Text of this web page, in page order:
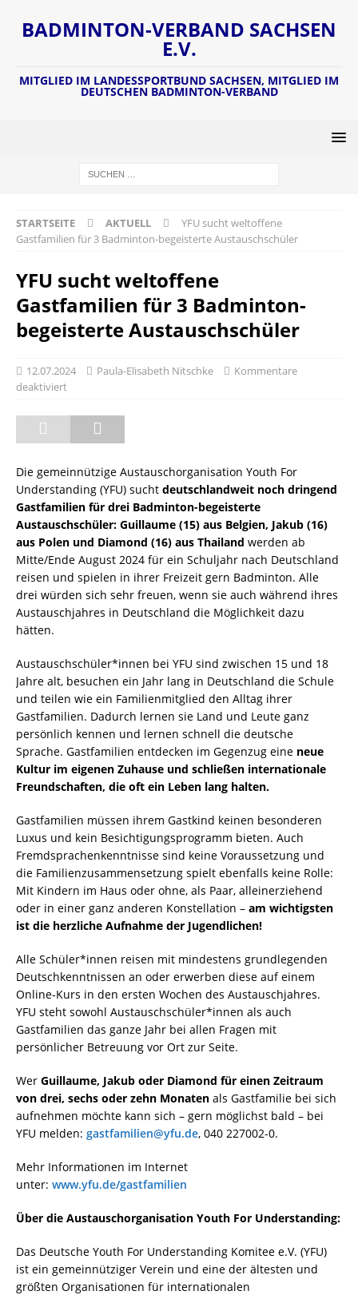
BADMINTON-VERBAND SACHSEN
E.V.
MITGLIED IM LANDESSPORTBUND SACHSEN, MITGLIED IM
DEUTSCHEN BADMINTON-VERBAND
STARTSEITE AKTUELL
YFU sucht weltoffene
Gastfamilien für 3 Badminton-begeisterte Austauschschüler
YFU sucht weltoffene
Gastfamilien für 3 Badminton-
begeisterte Austauschschüler
12.07.2024 Paula-Elisabeth Nitschke
Kommentare
deaktiviert
Die gemeinnützige Austauschorganisation Youth For
Understanding (YFU) sucht deutschlandweit noch dringend
Gastfamilien für drei Badminton-begeisterte
Austauschschüler: Guillaume (15) aus Belgien, Jakub (16)
aus Polen und Diamond (16) aus Thailand werden ab
Mitte/Ende August 2024 für ein Schuljahr nach Deutschland
reisen und spielen in ihrer Freizeit gern Badminton. Alle
drei würden sich sehr freuen, wenn sie auch während ihres
Austauschjahres in Deutschland die Möglichkeit dazu
hätten.
Austauschschüler*innen bei YFU sind zwischen 15 und 18
Jahre alt, besuchen ein Jahr lang in Deutschland die Schule
und teilen wie ein Familienmitglied den Alltag ihrer
Gastfamilien. Dadurch lernen sie Land und Leute ganz
persönlich kennen und lernen schnell die deutsche
Sprache. Gastfamilien entdecken im Gegenzug eine neue
Kultur im eigenen Zuhause und schließen internationale
Freundschaften, die oft ein Leben lang halten.
Gastfamilien müssen ihrem Gastkind keinen besonderen
Luxus und kein Besichtigungsprogramm bieten. Auch
Fremdsprachenkenntnisse sind keine Voraussetzung und
die Familienzusammensetzung spielt ebenfalls keine Rolle:
Mit Kindern im Haus oder ohne, als Paar, alleinerziehend
oder in einer ganz anderen Konstellation – am wichtigsten
ist die herzliche Aufnahme der Jugendlichen!
Alle Schüler*innen reisen mit mindestens grundlegenden
Deutschkenntnissen an oder erwerben diese auf einem
Online-Kurs in den ersten Wochen des Austauschjahres.
YFU steht sowohl Austauschschüler*innen als auch
Gastfamilien das ganze Jahr bei allen Fragen mit
persönlicher Betreuung vor Ort zur Seite.
Wer Guillaume, Jakub oder Diamond für einen Zeitraum
von drei, sechs oder zehn Monaten als Gastfamilie bei sich
aufnehmen möchte kann sich – gern möglichst bald – bei
YFU melden: gastfamilien@yfu.de, 040 227002-0.
Mehr Informationen im Internet
unter: www.yfu.de/gastfamilien
Über die Austauschorganisation Youth For Understanding:
Das Deutsche Youth For Understanding Komitee e.V. (YFU)
ist ein gemeinnütziger Verein und eine der ältesten und
größten Organisationen für internationalen